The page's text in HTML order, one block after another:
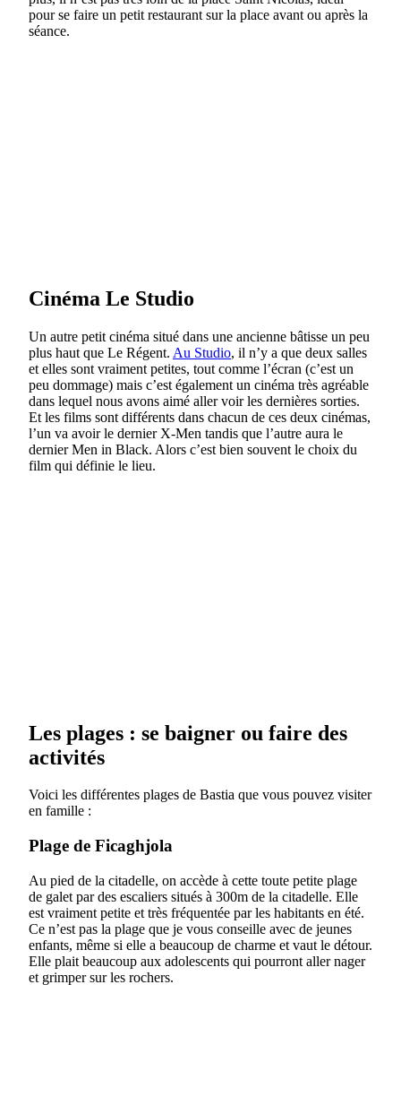
pour se faire un petit restaurant sur la place avant ou après la
séance.
Cinéma Le Studio
Un autre petit cinéma situé dans une ancienne bâtisse un peu
plus haut que Le Régent. Au Studio, il n’y a que deux salles
et elles sont vraiment petites, tout comme l’écran (c’est un
peu dommage) mais c’est également un cinéma très agréable
dans lequel nous avons aimé aller voir les dernières sorties.
Et les films sont différents dans chacun de ces deux cinémas,
l’un va avoir le dernier X-Men tandis que l’autre aura le
dernier Men in Black. Alors c’est bien souvent le choix du
film qui définie le lieu.
Les plages : se baigner ou faire des
activités
Voici les différentes plages de Bastia que vous pouvez visiter
en famille :
Plage de Ficaghjola
Au pied de la citadelle, on accède à cette toute petite plage
de galet par des escaliers situés à 300m de la citadelle. Elle
est vraiment petite et très fréquentée par les habitants en été.
Ce n’est pas la plage que je vous conseille avec de jeunes
enfants, même si elle a beaucoup de charme et vaut le détour.
Elle plait beaucoup aux adolescents qui pourront aller nager
et grimper sur les rochers.